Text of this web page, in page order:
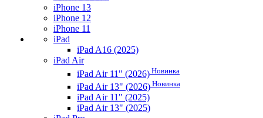
iPhone 13
iPhone 12
iPhone 11
iPad
iPad A16 (2025)
iPad Air
iPad Air 11" (2026) Новинка
iPad Air 13" (2026) Новинка
iPad Air 11" (2025)
iPad Air 13" (2025)